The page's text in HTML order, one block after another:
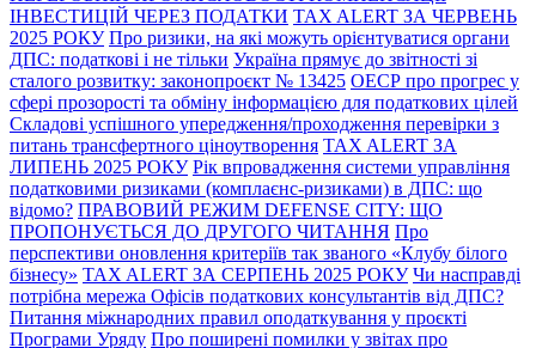
ІНВЕСТИЦІЙ ЧЕРЕЗ ПОДАТКИ TAX ALERT ЗА ЧЕРВЕНЬ
2025 РОКУ Про ризики, на які можуть орієнтуватися органи
ДПС: податкові і не тільки Україна прямує до звітності зі
сталого розвитку: законопроєкт № 13425 ОЕСР про прогрес у
сфері прозорості та обміну інформацією для податкових цілей
Складові успішного упередження/проходження перевірки з
питань трансфертного ціноутворення TAX ALERT ЗА
ЛИПЕНЬ 2025 РОКУ Рік впровадження системи управління
податковими ризиками (комплаєнс-ризиками) в ДПС: що
відомо? ПРАВОВИЙ РЕЖИМ DEFENSE CITY: ЩО
ПРОПОНУЄТЬСЯ ДО ДРУГОГО ЧИТАННЯ Про
перспективи оновлення критеріїв так званого «Клубу білого
бізнесу» TAX ALERT ЗА СЕРПЕНЬ 2025 РОКУ Чи насправді
потрібна мережа Офісів податкових консультантів від ДПС?
Питання міжнародних правил оподаткування у проєкті
Програми Уряду Про поширені помилки у звітах про